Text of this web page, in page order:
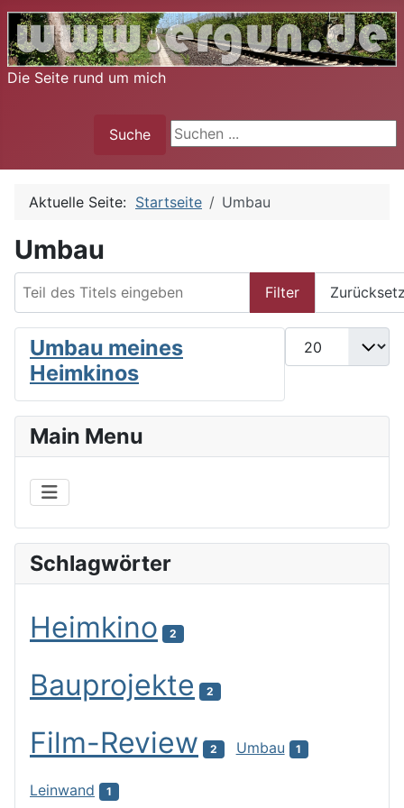
Die Seite rund um mich
Suche
Suche
Aktuelle Seite: Startseite Umbau
Umbau
Filter
Anzeige #
Umbau meines
Heimkinos
Main Menu
Schlagwörter
Heimkino 2
Bauprojekte 2
Film-Review 2 Umbau 1
Leinwand 1